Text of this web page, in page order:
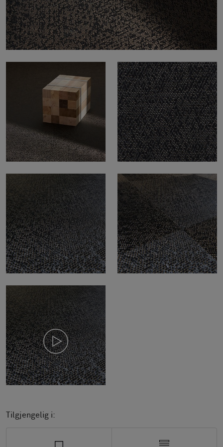
Tilgjengelig i: